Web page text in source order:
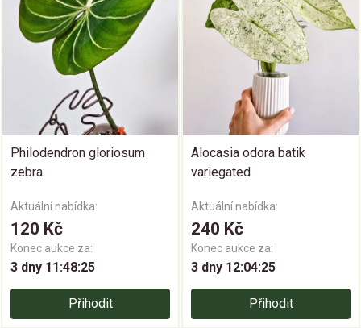
Philodendron gloriosum
zebra
Aktuální nabídka:
120 Kč
Konec aukce za:
3 dny 11:48:24
Přihodit
Alocasia odora batik
variegated
Aktuální nabídka:
240 Kč
Konec aukce za:
3 dny 12:04:24
Přihodit